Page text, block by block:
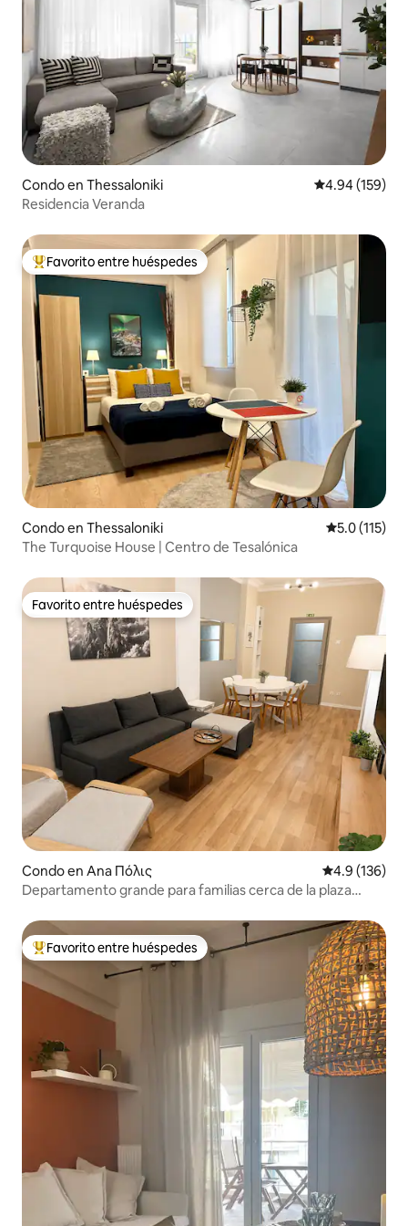
Condo en Thessaloniki Calificación
4.94 (159)
Residencia Veranda
Favorito entre huéspedes preferido
Favorito entre huéspedes
Condo en Thessaloniki Calificación
5.0 (115)
The Turquoise House | Centro de Tesalónica
Favorito entre huéspedes
Favorito entre huéspedes
Condo en Ana Πόλις Calificación
4.9 (136)
Departamento grande para familias cerca de la plaza
Favorito entre huéspedes preferido
Favorito entre huéspedes